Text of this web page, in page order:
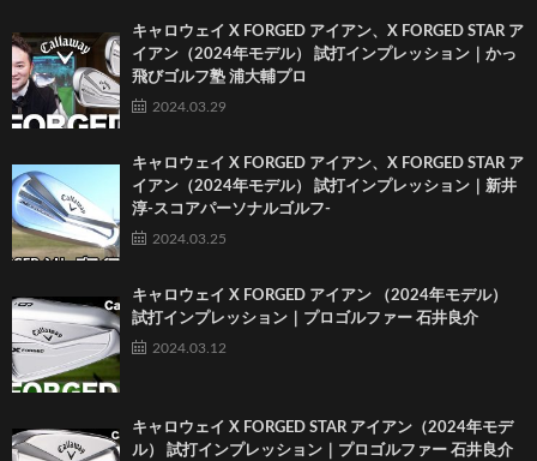
キャロウェイ X FORGED アイアン、X FORGED STAR ア
イアン（2024年モデル） 試打インプレッション｜かっ
飛びゴルフ塾 浦大輔プロ
2024.03.29
キャロウェイ X FORGED アイアン、X FORGED STAR ア
イアン（2024年モデル） 試打インプレッション｜新井
淳-スコアパーソナルゴルフ-
2024.03.25
キャロウェイ X FORGED アイアン （2024年モデル）
試打インプレッション｜プロゴルファー 石井良介
2024.03.12
キャロウェイ X FORGED STAR アイアン（2024年モデ
ル） 試打インプレッション｜プロゴルファー 石井良介